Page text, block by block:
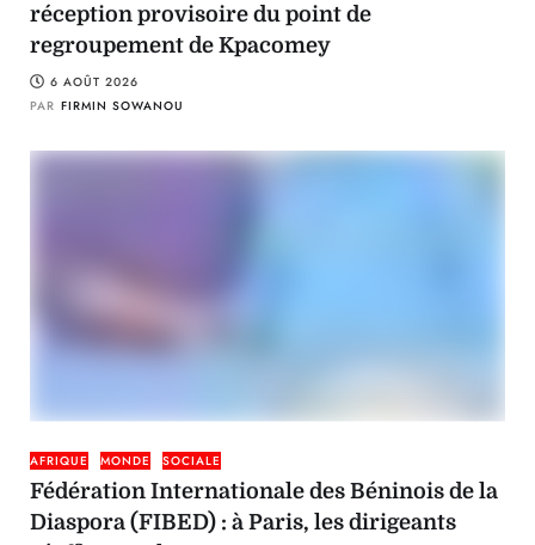
réception provisoire du point de
regroupement de Kpacomey
6 AOÛT 2026
PAR FIRMIN SOWANOU
AFRIQUE MONDE SOCIALE
Fédération Internationale des Béninois de la
Diaspora (FIBED) : à Paris, les dirigeants